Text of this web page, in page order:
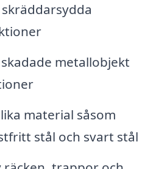
metallobjekt
material såsom
stål och svart stål